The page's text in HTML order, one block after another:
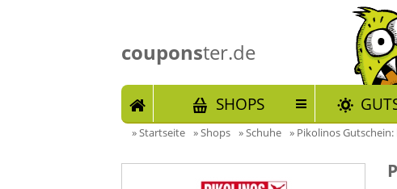
couponster.de
START SHOPS
»Startseite »Shops »Schuhe » Pikolinos